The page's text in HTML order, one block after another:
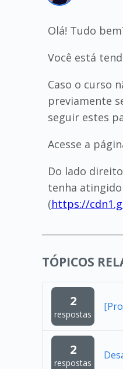
Olá! Tudo
Você está
Caso o curso
previamente
seguir estes
Acesse a
Do lado
tenha
(https://
TÓPICOS
2
respostas
2
respostas